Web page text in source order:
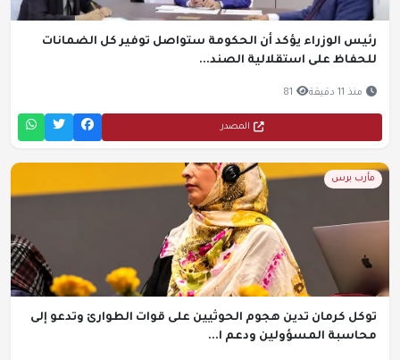
رئيس الوزراء يؤكد أن الحكومة ستواصل توفير كل الضمانات
للحفاظ على استقلالية الصند...
منذ 11 دقيقة 81
المصدر
مأرب برس
توكل كرمان تدين هجوم الحوثيين على قوات الطوارئ وتدعو إلى
محاسبة المسؤولين ودعم ا...